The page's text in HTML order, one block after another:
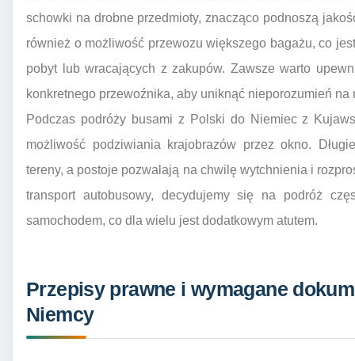
schowki na drobne przedmioty, znacząco podnoszą
również o możliwość przewozu większego bagażu, co
pobyt lub wracających z zakupów. Zawsze warto
konkretnego przewoźnika, aby uniknąć nieporozumień na
Podczas podróży busami z Polski do Niemiec z
możliwość podziwiania krajobrazów przez okno.
tereny, a postoje pozwalają na chwilę wytchnienia i
transport autobusowy, decydujemy się na podróż
samochodem, co dla wielu jest dodatkowym atutem.
Przepisy prawne i wymagane
Niemcy